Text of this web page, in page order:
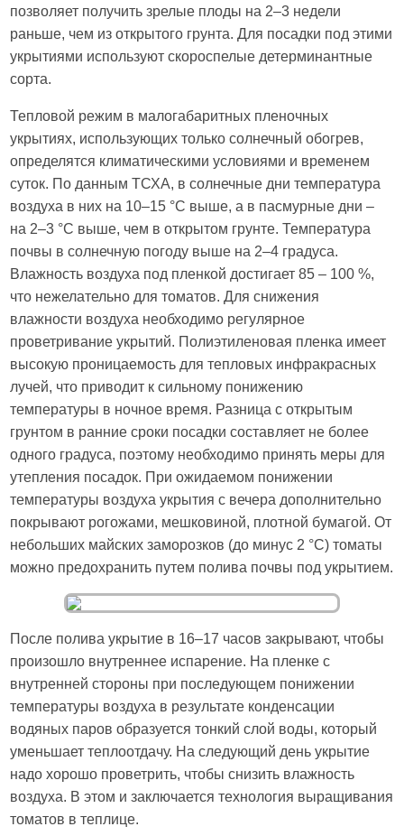
позволяет получить зрелые плоды на 2–3 недели
раньше, чем из открытого грунта. Для посадки под этими
укрытиями используют скороспелые детерминантные
сорта.
Тепловой режим в малогабаритных пленочных
укрытиях, использующих только солнечный обогрев,
определятся климатическими условиями и временем
суток. По данным ТСХА, в солнечные дни температура
воздуха в них на 10–15 °C выше, а в пасмурные дни –
на 2–3 °C выше, чем в открытом грунте. Температура
почвы в солнечную погоду выше на 2–4 градуса.
Влажность воздуха под пленкой достигает 85 – 100 %,
что нежелательно для томатов. Для снижения
влажности воздуха необходимо регулярное
проветривание укрытий. Полиэтиленовая пленка имеет
высокую проницаемость для тепловых инфракрасных
лучей, что приводит к сильному понижению
температуры в ночное время. Разница с открытым
грунтом в ранние сроки посадки составляет не более
одного градуса, поэтому необходимо принять меры для
утепления посадок. При ожидаемом понижении
температуры воздуха укрытия с вечера дополнительно
покрывают рогожами, мешковиной, плотной бумагой. От
небольших майских заморозков (до минус 2 °C) томаты
можно предохранить путем полива почвы под укрытием.
После полива укрытие в 16–17 часов закрывают, чтобы
произошло внутреннее испарение. На пленке с
внутренней стороны при последующем понижении
температуры воздуха в результате конденсации
водяных паров образуется тонкий слой воды, который
уменьшает теплоотдачу. На следующий день укрытие
надо хорошо проветрить, чтобы снизить влажность
воздуха. В этом и заключается технология выращивания
томатов в теплице.